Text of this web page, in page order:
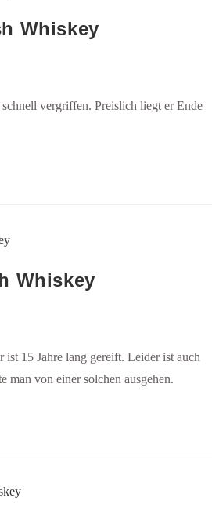
Whiskey
vergriffen. Preislich liegt er Ende
Whiskey
15 Jahre lang gereift. Leider ist auch
man von einer solchen ausgehen.